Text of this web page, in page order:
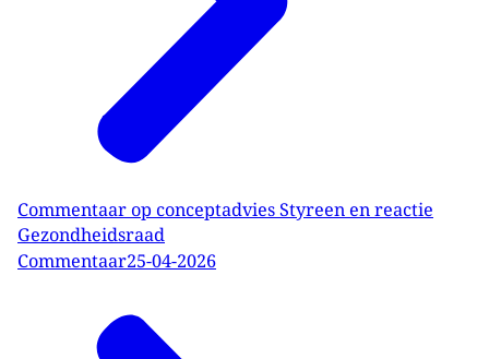
Commentaar op conceptadvies Styreen en reactie
Gezondheidsraad
Commentaar25-04-2026